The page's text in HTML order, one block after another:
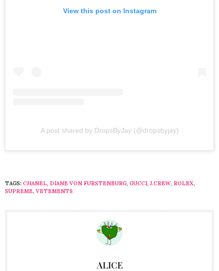
View this post on Instagram
A post shared by DropsByJay (@dropsbyjay)
TAGS: CHANEL, DIANE VON FURSTENBURG, GUCCI,J.CREW, ROLEX,
SUPREME, VETEMENTS
ALICE